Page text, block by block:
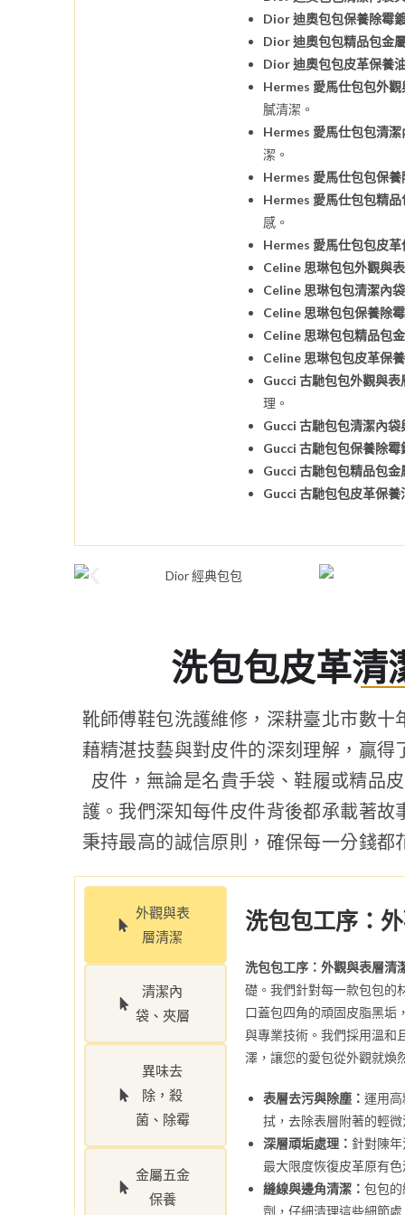
Dior 迪奧包包保養除霉
Dior 迪奧包包精品包金
Dior 迪奧包包皮革保養
Hermes 愛馬仕包包外
膩清潔。
Hermes 愛馬仕包包清
潔。
Hermes 愛馬仕包包保
Hermes 愛馬仕包包精
感。
Hermes 愛馬仕包包皮
Celine 思琳包包外觀與
Celine 思琳包包清潔內
Celine 思琳包包保養除
Celine 思琳包包精品包
Celine 思琳包包皮革保
Gucci 古馳包包外觀與表
理。
Gucci 古馳包包清潔內袋
Gucci 古馳包包保養除霉
Gucci 古馳包包精品包金
Gucci 古馳包包皮革保養
洗包包皮革清
靴師傅鞋包洗護維修，深耕臺北市數十
藉精湛技藝與對皮件的深刻理解，贏
皮件，無論是名貴手袋、鞋履或精品
護。我們深知每件皮件背後都承載著
秉持最高的誠信原則，確保每一分錢
外觀與表
層清潔
清潔內
袋、夾層
異味去
除，殺
菌、除霉
金屬五金
保養
洗包包工序：
洗包包工序：外觀與表層清
礎。我們針對每一款包包的
口蓋包四角的頑固皮脂黑垢
與專業技術。我們採用溫和
澤，讓您的愛包從外觀就煥
表層去污與除塵：運用
拭，去除表層附著的輕
深層頑垢處理： 針對陳
最大限度恢復皮革原有
縫線與邊角清潔：包包
劑，仔細清理這些細節